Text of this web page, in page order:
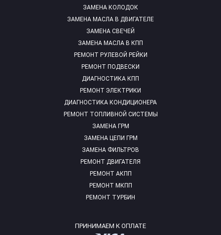
ЗАМЕНА КОЛОДОК
ЗАМЕНА МАСЛА В ДВИГАТЕЛЕ
ЗАМЕНА СВЕЧЕЙ
ЗАМЕНА МАСЛА В КПП
РЕМОНТ РУЛЕВОЙ РЕЙКИ
РЕМОНТ ПОДВЕСКИ
ДИАГНОСТИКА КПП
РЕМОНТ ЭЛЕКТРИКИ
ДИАГНОСТИКА КОНДИЦИОНЕРА
РЕМОНТ ТОПЛИВНОЙ СИСТЕМЫ
ЗАМЕНА ГРМ
ЗАМЕНА ЦЕПИ ГРМ
ЗАМЕНА ФИЛЬТРОВ
РЕМОНТ ДВИГАТЕЛЯ
РЕМОНТ АКПП
РЕМОНТ МКПП
РЕМОНТ ТУРБИН
ПРИНИМАЕМ К ОПЛАТЕ